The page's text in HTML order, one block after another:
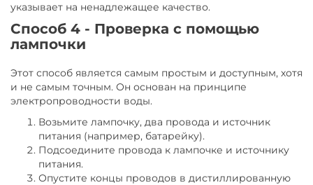
указывает на ненадлежащее качество.
Способ 4 - Проверка с помощью
лампочки
Этот способ является самым простым и доступным, хотя
и не самым точным. Он основан на принципе
электропроводности воды.
Возьмите лампочку, два провода и источник
питания (например, батарейку).
Подсоедините провода к лампочке и источнику
питания.
Опустите концы проводов в дистиллированную